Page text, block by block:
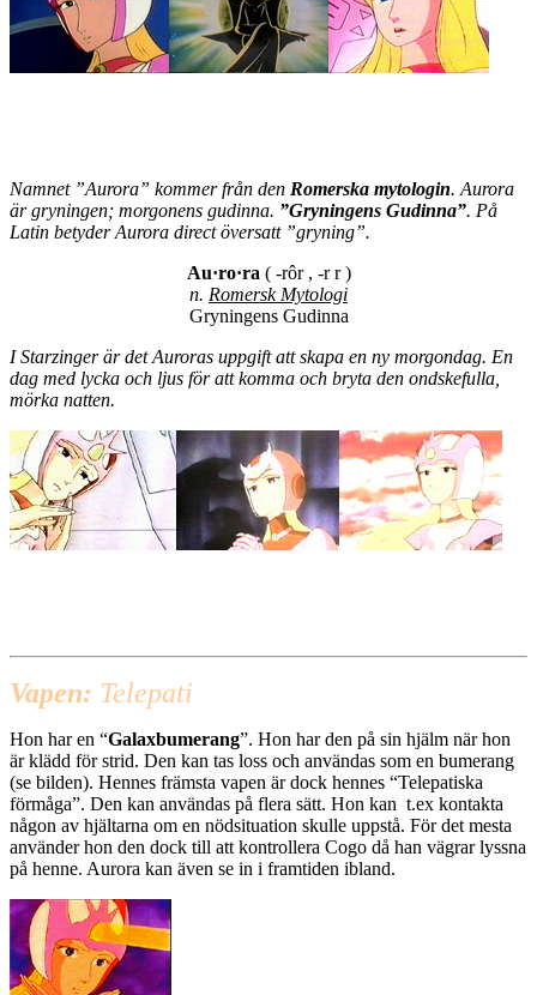
Namnet ”Aurora” kommer från den Romerska mytologin. Aurora
är gryningen; morgonens gudinna. ”Gryningens Gudinna”. På
Latin betyder Aurora direct översatt ”gryning”.
Au·ro·ra ( -rôr , -r r )
n. Romersk Mytologi
Gryningens Gudinna
I Starzinger är det Auroras uppgift att skapa en ny morgondag. En
dag med lycka och ljus för att komma och bryta den ondskefulla,
mörka natten.
Vapen: Telepati
Hon har en “Galaxbumerang”. Hon har den på sin hjälm när hon
är klädd för strid. Den kan tas loss och användas som en bumerang
(se bilden). Hennes främsta vapen är dock hennes “Telepatiska
förmåga”. Den kan användas på flera sätt. Hon kan t.ex kontakta
någon av hjältarna om en nödsituation skulle uppstå. För det mesta
använder hon den dock till att kontrollera Cogo då han vägrar lyssna
på henne. Aurora kan även se in i framtiden ibland.